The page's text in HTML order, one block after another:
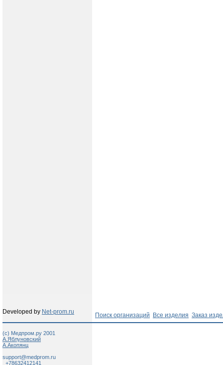
Developed by Net-prom.ru Поиск организаций Все изделия Заказ
(c) Медпром.ру 2001
А.Яблуновский
А.Акопянц
support@medprom.ru
+78632412141